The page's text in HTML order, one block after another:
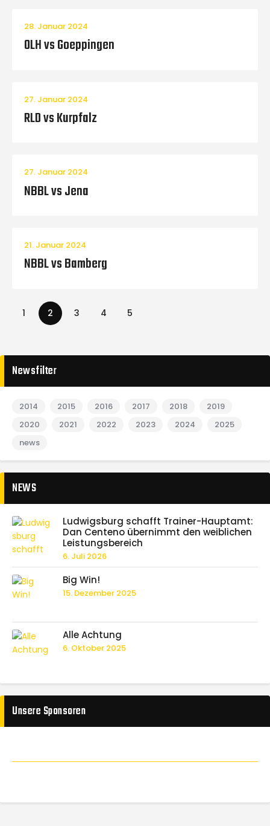
28. Januar 2024
OLH vs Goeppingen
27. Januar 2024
RLD vs Kurpfalz
27. Januar 2024
NBBL vs Jena
21. Januar 2024
NBBL vs Bamberg
1 2 3 4 5
Newsfilter
2014 2015 2016 2017 2018
2019
2020
2021 2022 2023 2024
2025
news
NEWS
Ludwigsburg schafft Trainer-Hauptamt:
Dan Centeno übernimmt den weiblichen
Leistungsbereich
6. Juli 2026
Big Win!
15. Dezember 2025
Alle Achtung
6. Oktober 2025
Unsere Sponsoren